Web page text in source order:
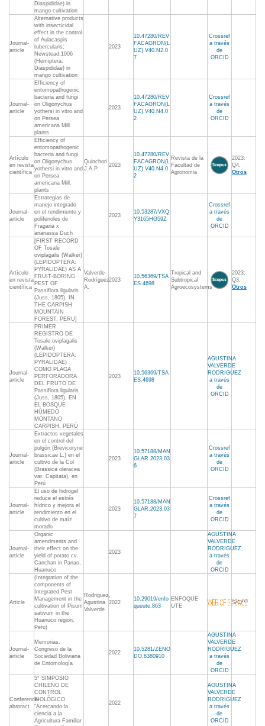
Diaspididae) in
mango cultivation
Journal-
article
Alternative products
with insecticidal
effect in the control
of Aulacaspis
tubercularis;
Newstead,1906
(Hemiptera:
Diaspididae) in
mango cultivation
2023
10.47280/REV
FACAGRON(L
UZ).V40.N2.0
7
Crossref
a través
de
ORCID
Journal-
article
Efficiency of
entomopathogenic
bacteria and fungi
on Oligonychus
yothersi in vitro and
on Persea
americana Mill.
plants
2023
10.47280/REV
FACAGRON(L
UZ).V40.N4.0
2
Crossref
a través
de
ORCID
Artículo
en revista
científica
Efficiency of
entomopathogenic
bacteria and fungi
on Oligonychus
yothersi in vitro and
on Persea
americana Mill.
plants
Quinchori
J.A.P.
2023
10.47280/REV
FACAGRON(L
UZ).V40.N4.0
2
Revista de la
Facultad de
Agronomia
2023:
Q4,
Otros
Journal-
article
Estrategias de
manejo integrado
en el rendimiento y
polifenoles de
Fragaria x
ananassa Duch
2023
10.53287/VXQ
Y3165HG59Z
Crossref
a través
de
ORCID
Artículo
en revista
científica
[FIRST RECORD
OF Tosale
oviplagalis (Walker)
(LEPIDOPTERA:
PYRALIDAE) AS A
FRUIT-BORING
PEST OF
Passiflora ligularis
(Juss, 1805), IN
THE CARPISH
MOUNTAIN
FOREST, PERU]
Valverde-
Rodríguez
A.
2023
10.56369/TSA
ES.4698
Tropical and
Subtropical
Agroecosystems
2023:
Q3,
Otros
Journal-
article
PRIMER
REGISTRO DE
Tosale oviplagalis
(Walker)
(LEPIDOPTERA:
PYRALIDAE)
COMO PLAGA
PERFORADORA
DEL FRUTO DE
Passiflora ligularis
(Juss, 1805), EN
EL BOSQUE
HÚMEDO
MONTANO
CARPISH, PERÚ
2023
10.56369/TSA
ES.4698
AGUSTINA
VALVERDE
RODRIGUEZ
a través
de
ORCID
Journal-
article
Extractos vegetales
en el control del
pulgón (Brevicoryne
brassicae L.) en el
cultivo de la Col
(Brassica oleracea
var. Capitata), en
Perú
2023
10.57188/MAN
GLAR.2023.03
6
Crossref
a través
de
ORCID
Journal-
article
El uso de hidrogel
reduce el estrés
hídrico y mejora el
rendimiento en el
cultivo de maíz
morado
2023
10.57188/MAN
GLAR.2023.03
7
Crossref
a través
de
ORCID
Journal-
article
Organic
amendments and
their effect on the
yield of potato cv.
Canchan in Panao,
Huanuco
2023
AGUSTINA
VALVERDE
RODRIGUEZ
a través
de
ORCID
Article
(Integration of the
components of
Integrated Pest
Management in the
cultivation of Pisum
sativum in the
Huanuco region,
Peru)
Rodriguez,
Agustina
Valverde
2022
10.29019/enfo
queute.863
ENFOQUE
UTE
S/C***
Journal-
article
Memorias.
Congreso de la
Sociedad Boliviana
de Entomología
2022
10.5281/ZENO
DO.6380910
AGUSTINA
VALVERDE
RODRIGUEZ
a través
de
ORCID
Conference-
abstract
5° SIMPOSIO
CHILENO DE
CONTROL
BIOLÓGICO
“Acercando la
ciencia a la
Agricultura Familiar
2022
AGUSTINA
VALVERDE
RODRIGUEZ
a través
de
ORCID